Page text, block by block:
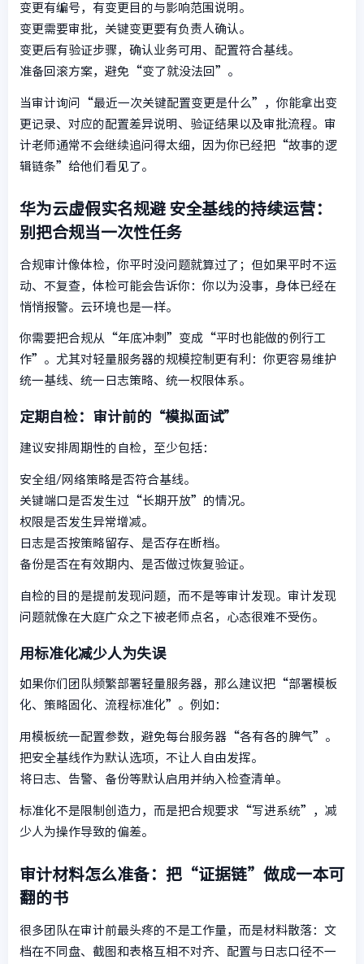
变更有编号，有变更目的与影响范围说明。
变更需要审批，关键变更要有负责人确认。
变更后有验证步骤，确认业务可用、配置符合基线。
准备回滚方案，避免“变了就没法回”。
当审计询问“最近一次关键配置变更是什么”，你能拿出变
更记录、对应的配置差异说明、验证结果以及审批流程。审
计老师通常不会继续追问得太细，因为你已经把“故事的逻
辑链条”给他们看见了。
华为云虚假实名规避 安全基线的持续运营：
别把合规当一次性任务
合规审计像体检，你平时没问题就算过了；但如果平时不运
动、不复查，体检可能会告诉你：你以为没事，身体已经在
悄悄报警。云环境也是一样。
你需要把合规从“年底冲刺”变成“平时也能做的例行工
作”。尤其对轻量服务器的规模控制更有利：你更容易维护
统一基线、统一日志策略、统一权限体系。
定期自检：审计前的“模拟面试”
建议安排周期性的自检，至少包括：
安全组/网络策略是否符合基线。
关键端口是否发生过“长期开放”的情况。
权限是否发生异常增减。
日志是否按策略留存、是否存在断档。
备份是否在有效期内、是否做过恢复验证。
自检的目的是提前发现问题，而不是等审计发现。审计发现
问题就像在大庭广众之下被老师点名，心态很难不受伤。
用标准化减少人为失误
如果你们团队频繁部署轻量服务器，那么建议把“部署模板
化、策略固化、流程标准化”。例如：
用模板统一配置参数，避免每台服务器“各有各的脾气”。
把安全基线作为默认选项，不让人自由发挥。
将日志、告警、备份等默认启用并纳入检查清单。
标准化不是限制创造力，而是把合规要求“写进系统”，减
少人为操作导致的偏差。
审计材料怎么准备：把“证据链”做成一本可
翻的书
很多团队在审计前最头疼的不是工作量，而是材料散落：文
档在不同盘、截图和表格互相不对齐、配置与日志口径不一